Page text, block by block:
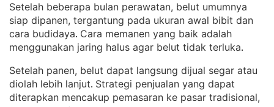
Setelah beberapa bulan perawatan, belut umumnya
siap dipanen, tergantung pada ukuran awal bibit dan
cara budidaya. Cara memanen yang baik adalah
menggunakan jaring halus agar belut tidak terluka.
Setelah panen, belut dapat langsung dijual segar atau
diolah lebih lanjut. Strategi penjualan yang dapat
diterapkan mencakup pemasaran ke pasar tradisional,